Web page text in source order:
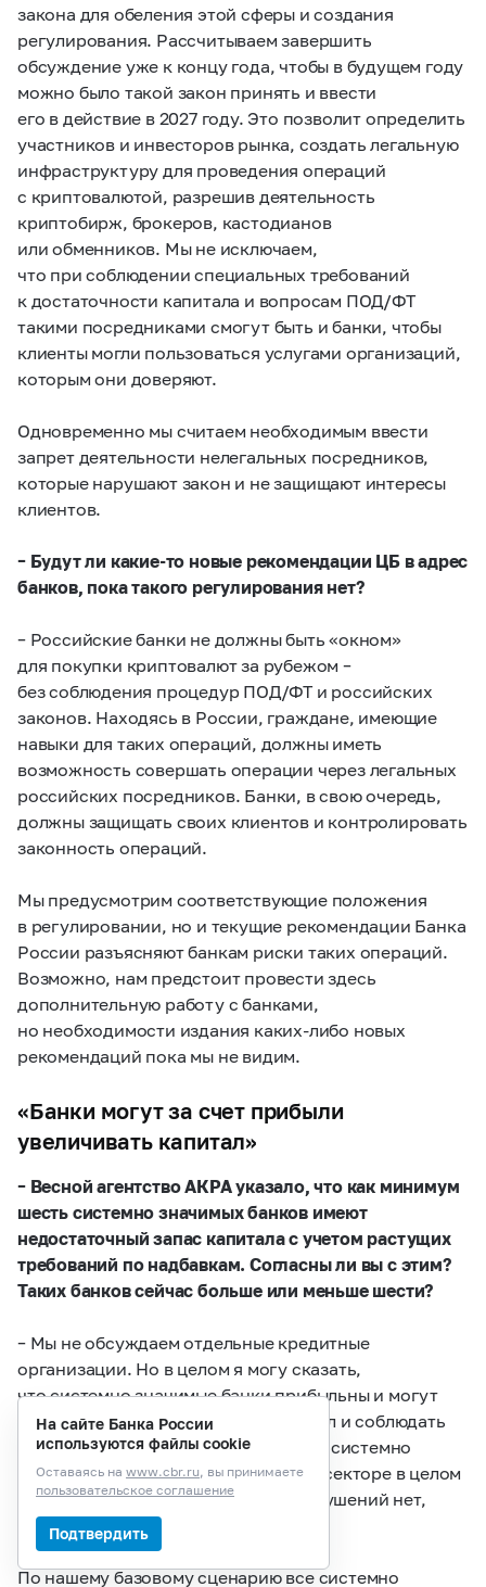
закона для обеления этой сферы и создания
регулирования. Рассчитываем завершить
обсуждение уже к концу года, чтобы в будущем году
можно было такой закон принять и ввести
его в действие в 2027 году. Это позволит определить
участников и инвесторов рынка, создать легальную
инфраструктуру для проведения операций
с криптовалютой, разрешив деятельность
криптобирж, брокеров, кастодианов
или обменников. Мы не исключаем,
что при соблюдении специальных требований
к достаточности капитала и вопросам ПОД/ФТ
такими посредниками смогут быть и банки, чтобы
клиенты могли пользоваться услугами организаций,
которым они доверяют.
Одновременно мы считаем необходимым ввести
запрет деятельности нелегальных посредников,
которые нарушают закон и не защищают интересы
клиентов.
– Будут ли какие-то новые рекомендации ЦБ в адрес
банков, пока такого регулирования нет?
– Российские банки не должны быть «окном»
для покупки криптовалют за рубежом –
без соблюдения процедур ПОД/ФТ и российских
законов. Находясь в России, граждане, имеющие
навыки для таких операций, должны иметь
возможность совершать операции через легальных
российских посредников. Банки, в свою очередь,
должны защищать своих клиентов и контролировать
законность операций.
Мы предусмотрим соответствующие положения
в регулировании, но и текущие рекомендации Банка
России разъясняют банкам риски таких операций.
Возможно, нам предстоит провести здесь
дополнительную работу с банками,
но необходимости издания каких-либо новых
рекомендаций пока мы не видим.
«Банки могут за счет прибыли
увеличивать капитал»
– Весной агентство АКРА указало, что как минимум
шесть системно значимых банков имеют
недостаточный запас капитала с учетом растущих
требований по надбавкам. Согласны ли вы с этим?
Таких банков сейчас больше или меньше шести?
– Мы не обсуждаем отдельные кредитные
организации. Но в целом я могу сказать,
что системно значимые банки прибыльны и могут
за счет прибыли увеличивать капитал и соблюдать
нормативы. Да, запас капитала что у системно
значимых банков, что в банковском секторе в целом
распределен неравномерно. Но нарушений нет,
банки устойчивы.
По нашему базовому сценарию все системно
На сайте Банка России
используются файлы cookie
Оставаясь на www.cbr.ru, вы принимаете
пользовательское соглашение
Подтвердить